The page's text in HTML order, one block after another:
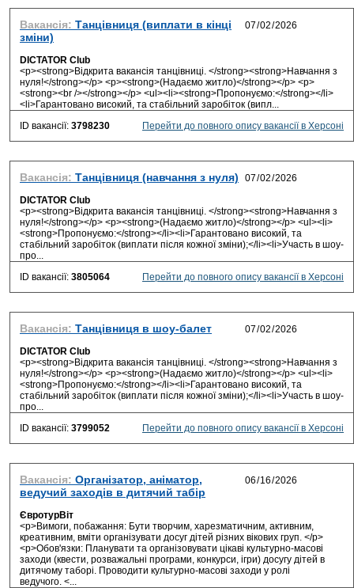
Вакансія: Танцівниця (виплати в кінці
зміни)
DICTATOR Club
<p><strong>Відкрита вакансія танцівниці. </strong><strong>Навчання з
нуля!</strong></p> <p><strong>(Надаємо житло)</strong></p> <p>
<strong><br /></strong></p> <ul><li><strong>Пропонуємо:</strong></li>
<li>Гарантовано високий, та стабільний заробіток (випл...
ID вакансії: 3798230 Перейти до повного опису вакансії в Херсоні
Вакансія: Танцівниця (навчання з нуля)
DICTATOR Club
<p><strong>Відкрита вакансія танцівниці. </strong><strong>Навчання з
нуля!</strong></p> <p><strong>(Надаємо житло)</strong></p> <ul><li>
<strong>Пропонуємо:</strong></li><li>Гарантовано високий, та
стабільний заробіток (виплати після кожної зміни);</li><li>Участь в шоу-
про...
ID вакансії: 3805064 Перейти до повного опису вакансії в Херсоні
Вакансія: Танцівниця в шоу-балет
DICTATOR Club
<p><strong>Відкрита вакансія танцівниці. </strong><strong>Навчання з
нуля!</strong></p> <p><strong>(Надаємо житло)</strong></p> <ul><li>
<strong>Пропонуємо:</strong></li><li>Гарантовано високий, та
стабільний заробіток (виплати після кожної зміни);</li><li>Участь в шоу-
про...
ID вакансії: 3799052 Перейти до повного опису вакансії в Херсоні
Вакансія: Організатор, аніматор,
ведучий заходів в дитячий табір
ЄвротурВіт
<p>Вимоги, побажання: Бути творчим, харезматичним, активним,
креативним, вміти організувати досуг дітей різних вікових груп. </p>
<p>Обов'язки: Планувати та організовувати цікаві культурно-масові
заходи (квести, розважальні програми, конкурси, ігри) досугу дітей в
дитячому таборі. Проводити культурно-масові заходи у ролі
ведучого. <...